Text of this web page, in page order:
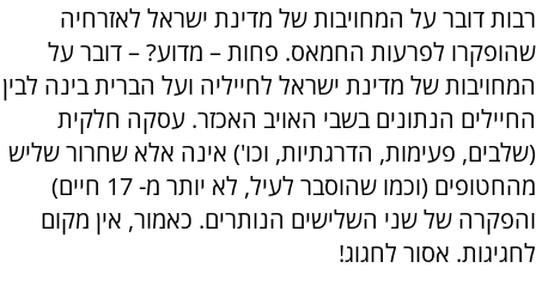
רבות דובר על המחויבות של מדינת ישראל לאזרחיה
שהופקרו לפרעות החמאס. פחות – מדוע? – דובר על
המחויבות של מדינת ישראל לחייליה ועל הברית בינה לבין
החיילים הנתונים בשבי האויב האכזר. עסקה חלקית
(שלבים, פעימות, הדרגתיות, וכו') אינה אלא שחרור שליש
מהחטופים (וכמו שהוסבר לעיל, לא יותר מ- 17 חיים)
והפקרה של שני השלישים הנותרים. כאמור, אין מקום
לחגיגות. אסור לחגוג!